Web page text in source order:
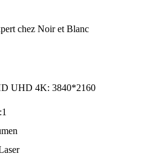
UHD 4K: 3840*2160
chez Noir et Blanc